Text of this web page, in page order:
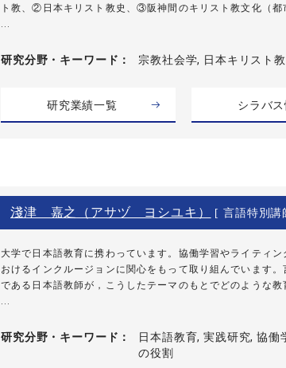
ト教、②日本キリスト教史、③阪神間のキリスト教文化（都
研究分野・ キーワード 宗教社会学, 日本キリスト
研究業績一覧 シラバ
淺津 嘉之（アサヅ ヨシユキ） [ 言語特別講
大学で日本語教育に携わっています。協働学習やライティン
おけるインクルージョンに関心をもって取り組んでいます。
である日本語教師が，こうしたテーマのもとでどのような教
研究分野・ キーワード
日本語教育, 実践研究, 協働
の役割